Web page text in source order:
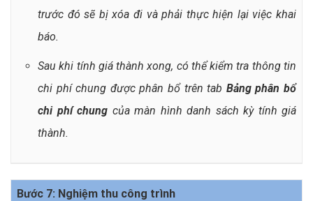
trước đó sẽ bị xóa đi và phải thực hiện lại việc khai
báo.
Sau khi tính giá thành xong, có thể kiểm tra thông tin
chi phí chung được phân bổ trên tab Bảng phân bổ
chi phí chung của màn hình danh sách kỳ tính giá
thành.
Bước 7: Nghiệm thu công trình